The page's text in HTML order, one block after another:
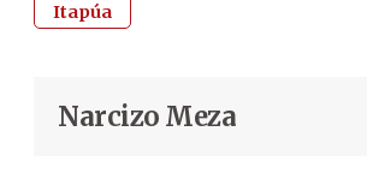
Itapúa
Narcizo Meza